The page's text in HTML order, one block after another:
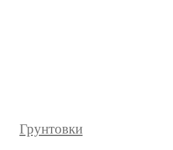
Грунтовки